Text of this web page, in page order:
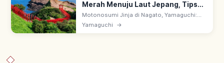
Merah Menuju Laut Jepang, Tips
Berkunjung
Motonosumi Jinja di Nagato, Yamaguchi:
kuil dengan deretan torii merah terang
menghadap Laut Jepang. Kotak
Yamaguchi →